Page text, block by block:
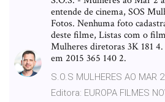
entende de cinema, SOS
Fotos. Nenhuma foto
deste filme, Listas com o
Mulheres diretoras 3K 181
em 2015 365 140 2.
S.O.S MULHERES AO MAR
Editora: EUROPA FILMES